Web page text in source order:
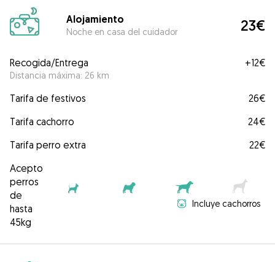
Alojamiento
Noche en casa del cuidador 23€
Recogida/Entrega
Distancia máxima: 26 km
+12€
Tarifa de festivos
26€
Tarifa cachorro
24€
Tarifa perro extra
22€
Acepto
perros
de
hasta
45kg
Incluye cachorros